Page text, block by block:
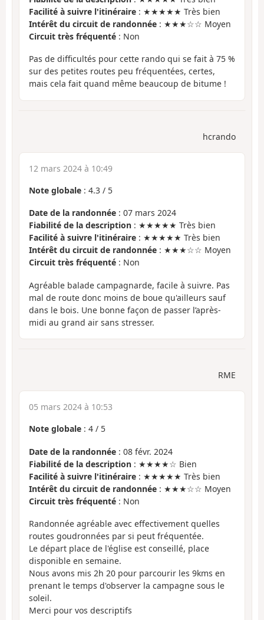
Facilité à suivre l'itinéraire : ★★★★★ Très bien
Intérêt du circuit de randonnée : ★★★☆☆ Moyen
Circuit très fréquenté : Non
Pas de difficultés pour cette rando qui se fait à 75 %
sur des petites routes peu fréquentées, certes,
mais cela fait quand même beaucoup de bitume !
hcrando
12 mars 2024 à 10:49
Note globale : 4.3 / 5
Date de la randonnée : 07 mars 2024
Fiabilité de la description : ★★★★★ Très bien
Facilité à suivre l'itinéraire : ★★★★★ Très bien
Intérêt du circuit de randonnée : ★★★☆☆ Moyen
Circuit très fréquenté : Non
Agréable balade campagnarde, facile à suivre. Pas
mal de route donc moins de boue qu'ailleurs sauf
dans le bois. Une bonne façon de passer l’après-
midi au grand air sans stresser.
RME
05 mars 2024 à 10:53
Note globale : 4 / 5
Date de la randonnée : 08 févr. 2024
Fiabilité de la description : ★★★★☆ Bien
Facilité à suivre l'itinéraire : ★★★★★ Très bien
Intérêt du circuit de randonnée : ★★★☆☆ Moyen
Circuit très fréquenté : Non
Randonnée agréable avec effectivement quelles
routes goudronnées par si peut fréquentée.
Le départ place de l'église est conseillé, place
disponible en semaine.
Nous avons mis 2h 20 pour parcourir les 9kms en
prenant le temps d'observer la campagne sous le
soleil.
Merci pour vos descriptifs